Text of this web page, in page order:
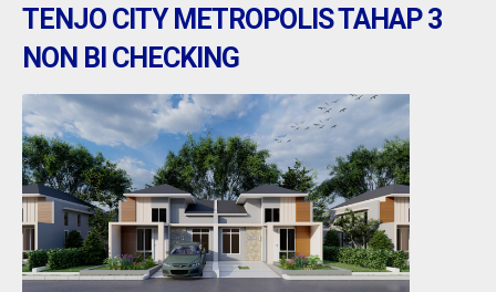
Tangerang : jual ruko daerah gondrong
cipondoh
TENJO CITY METROPOLIS TAHAP 3
NON BI CHECKING